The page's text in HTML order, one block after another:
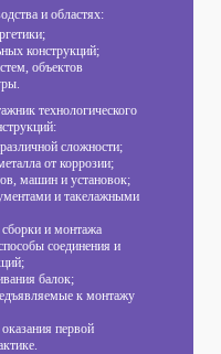
и областях:
конструкций;
объектов
технологического
сложности;
от коррозии;
машин и установок;
и такелажными
и монтажа
соединения и
балок;
к монтажу
первой